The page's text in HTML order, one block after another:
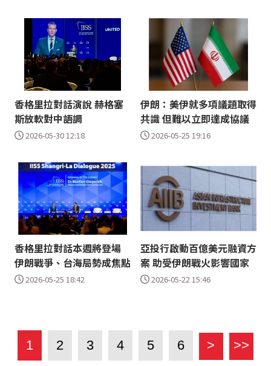
香格里拉對話演說 赫格塞
斯放軟對中語調
2026-05-30 12:18
伊朗：美伊就多項議題取得
共識 但難以立即達成協議
2026-05-25 19:16
香格里拉對話本週將登場
伊朗戰爭、台海局勢成焦點
2026-05-25 18:42
亞投行啟動百億美元融資方
案 助受伊朗戰火影響國家
2026-05-22 15:46
1 2 3 4 5 6 > >>